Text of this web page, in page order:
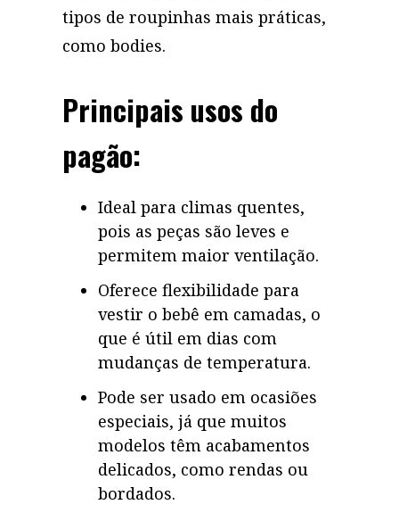
tipos de roupinhas mais práticas,
como bodies.
Principais usos do
pagão:
Ideal para climas quentes,
pois as peças são leves e
permitem maior ventilação.
Oferece flexibilidade para
vestir o bebê em camadas, o
que é útil em dias com
mudanças de temperatura.
Pode ser usado em ocasiões
especiais, já que muitos
modelos têm acabamentos
delicados, como rendas ou
bordados.